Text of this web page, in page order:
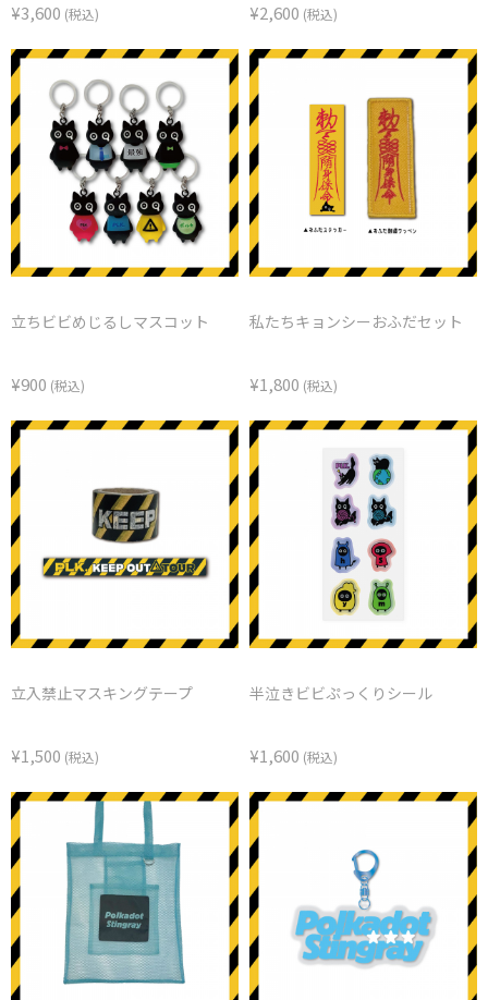
¥3,600 (税込) ¥2,600 (税込)
立ちビビめじるしマスコット
¥900 (税込)
私たちキョンシーおふだセット
¥1,800 (税込)
立入禁止マスキングテープ
¥1,500 (税込)
半泣きビビぷっくりシール
¥1,600 (税込)